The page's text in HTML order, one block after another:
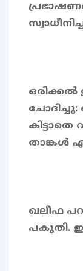
താങ്കൾ
ഖലീഫ
പകുതി.